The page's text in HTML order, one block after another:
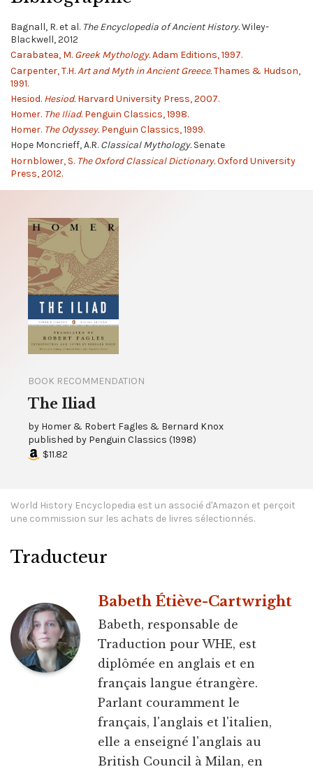
Bagnall, R. et al. The Encyclopedia of Ancient History.Wiley-
Blackwell, 2012
Carabatea, M. Greek Mythology.Adam Editions, 1997.
Carpenter, T.H.Art and Myth in Ancient Greece.Thames & Hudson,
1991.
Hesiod. Hesiod.Harvard University Press, 2007.
Homer. The Iliad.Penguin Classics, 1998.
Homer. The Odyssey.Penguin Classics, 1999.
Hope Moncrieff, A.R. Classical Mythology.Senate
Hornblower, S. The Oxford Classical Dictionary.Oxford University
Press, 2012.
BOOK RECOMMENDATION
The Iliad
by Homer & Robert Fagles & Bernard Knox
published by Penguin Classics (1998)
$11.82
World History Encyclopedia est un associé d'Amazon et perçoit
une commission sur les achats de livres sélectionnés.
Traducteur
Babeth Étiève-Cartwright
Babeth, responsable de
Traduction pour WHE, est
diplômée en anglais et en
français langue étrangère.
Parlant couramment le
français, l'anglais et l'italien,
elle a enseigné l'anglais au
British Council à Milan, en